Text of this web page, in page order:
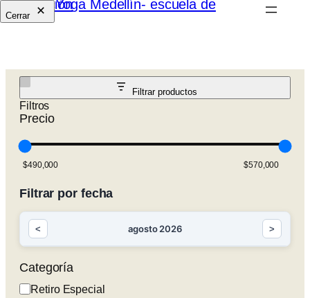
Filtrar productos
Cerrar
Filtros
Precio
Filtrar por fecha
< agosto 2026 >
Categoría
Categoría
Retiro Especial